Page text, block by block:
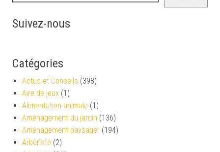
Suivez-nous
Catégories
Actus et Conseils (398)
Aire de jeux (1)
Alimentation animale (1)
Aménagement du jardin (136)
Aménagement paysager (194)
Arboriste (2)